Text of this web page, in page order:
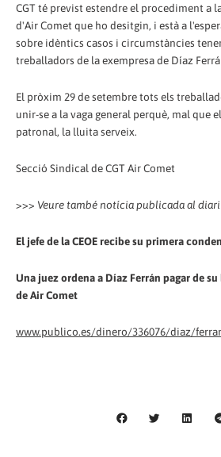
CGT té previst estendre el procediment a
d'Air Comet que ho desitgin, i està a
sobre idèntics casos i circumstàncies
treballadors de la exempresa de Díaz
El pròxim 29 de setembre tots els
unir-se a la vaga general perquè, mal que
patronal, la lluita serveix.
Secció Sindical de CGT Air Comet
>>> Veure també notícia publicada al
El jefe de la CEOE recibe su primera
Una juez ordena a Díaz Ferrán pagar de
de Air Comet
www.publico.es/dinero/336076/diaz/